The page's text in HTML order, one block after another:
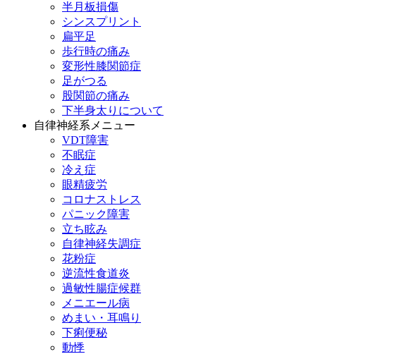
半月板損傷
シンスプリント
扁平足
歩行時の痛み
変形性膝関節症
足がつる
股関節の痛み
下半身太りについて
自律神経系メニュー
VDT障害
不眠症
冷え症
眼精疲労
コロナストレス
パニック障害
立ち眩み
自律神経失調症
花粉症
逆流性食道炎
過敏性腸症候群
メニエール病
めまい・耳鳴り
下痢便秘
動悸